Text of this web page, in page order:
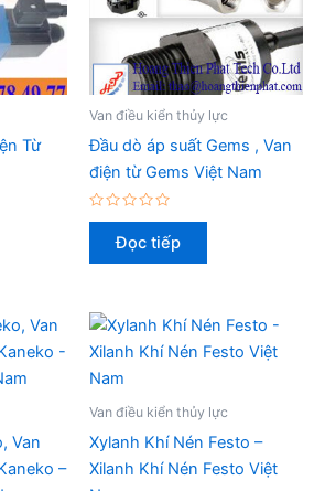
Từ
Van điều kiển thủy lực
Đầu dò áp suất Gems , Van
điện từ Gems Việt Nam
Được
xếp
hạngĐọc tiếp
Van
–
Van điều kiển thủy lực
Xylanh Khí Nén Festo –
Xilanh Khí Nén Festo Việt